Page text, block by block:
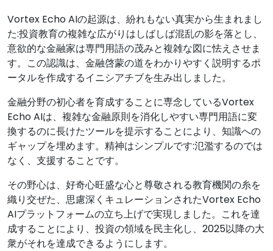
Vortex Echo AIの起源は、紛れもない真実から生まれまし
た:投資教育の複雑な広がりはしばしば混乱の影を落とし、
意欲的な金融家は専門用語の茂みと複雑な図に怯えさせま
す。この認識は、金融啓蒙の道をわかりやすく説明するポ
ータルを作成するイニシアチブを生み出しました。
金融分野の初心者を育成することに専念しているVortex
Echo AIは、複雑な金融原則を消化しやすい専門用語に変
換するのに長けたツールを提示することにより、知識への
ギャップを埋めます。精神はシンプルです:氾濫するのでは
なく、支援することです。
その野心は、好奇心旺盛な心と尊敬される教育機関の糸を
織り交ぜた、思慮深くキュレーションされたVortex Echo
AIプラットフォームの立ち上げで実現しました。これを達
成することにより、投資の領域を民主化し、2025以降の大
衆がそれを達成できるようにします。